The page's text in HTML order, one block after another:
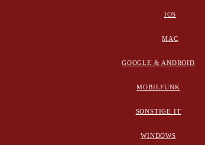
IOS
MAC
GOOGLE & ANDROID
MOBILFUNK
SONSTIGE IT
WINDOWS